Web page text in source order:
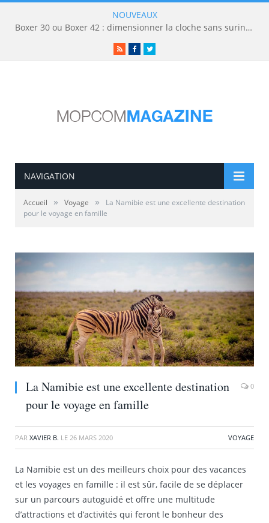
NOUVEAUX
Boxer 30 ou Boxer 42 : dimensionner la cloche sans surinvestir
RSSFacebookTwitter
NAVIGATION
Accueil » Voyage »
La Namibie est une excellente destination
pour le voyage en famille
La Namibie est une excellente destination
pour le voyage en famille
0
PAR XAVIER B. LE 26 MARS 2020 VOYAGE
La Namibie est un des meilleurs choix pour des vacances
et les voyages en famille : il est sûr, facile de se déplacer
sur un parcours autoguidé et offre une multitude
d’attractions et d’activités qui feront le bonheur des